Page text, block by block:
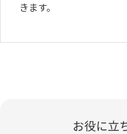
きます。
お役に立